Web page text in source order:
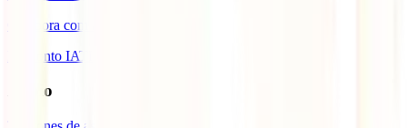
Colabora com a IATI
Desconto IATI
Apoio